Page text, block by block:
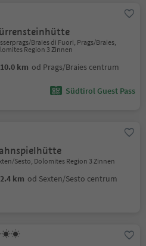
Braies di Fuori, Prags/Braies,
Region 3 Zinnen
10.0 km od Prags/Braies centrum
Südtirol Guest Pass
Sesto, Dolomites Region 3 Zinnen
2.4 km od Sexten/Sesto centrum